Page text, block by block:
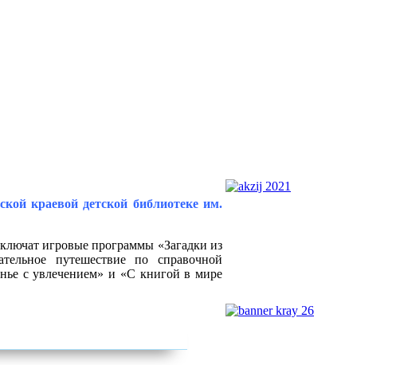
краевой детской библиотеке им.
игровые программы «Загадки из
путешествие по справочной
с увлечением» и «С книгой в мире